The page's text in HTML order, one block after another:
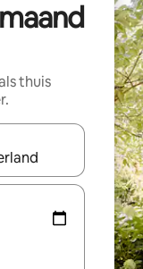
thuis
maak je een keuze